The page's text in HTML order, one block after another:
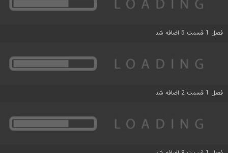
فصل 1 قسمت 5 اضافه شد
فصل 1 قسمت 2 اضافه شد